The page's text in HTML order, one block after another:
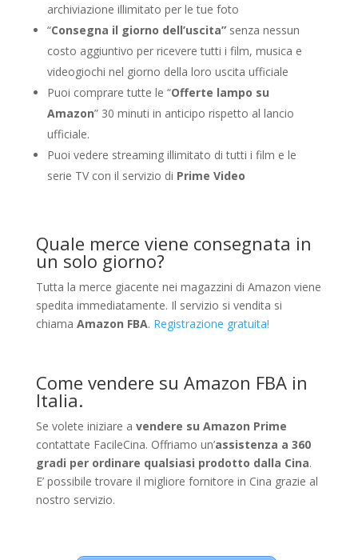
archiviazione illimitato per le tue foto
“Consegna il giorno dell’uscita”senza nessun
costo aggiuntivo per ricevere tutti i film, musica e
videogiochi nel giorno della loro uscita ufficiale
Puoi comprare tutte le “Offerte lampo su
Amazon” 30 minuti in anticipo rispetto al lancio
ufficiale.
Puoi vedere streaming illimitato di tutti i film e le
serie TV con il servizio di Prime Video
Quale merce viene consegnata in
un solo giorno?
Tutta la merce giacente nei magazzini di Amazon viene
spedita immediatamente. Il servizio si vendita si
chiama Amazon FBA. Registrazione gratuita!
Come vendere su Amazon FBA in
Italia.
Se volete iniziare a vendere su Amazon Prime
contattate FacileCina. Offriamo un’assistenza a 360
gradi per ordinare qualsiasi prodotto dalla Cina.
E’ possibile trovare il migliore fornitore in Cina grazie al
nostro servizio.